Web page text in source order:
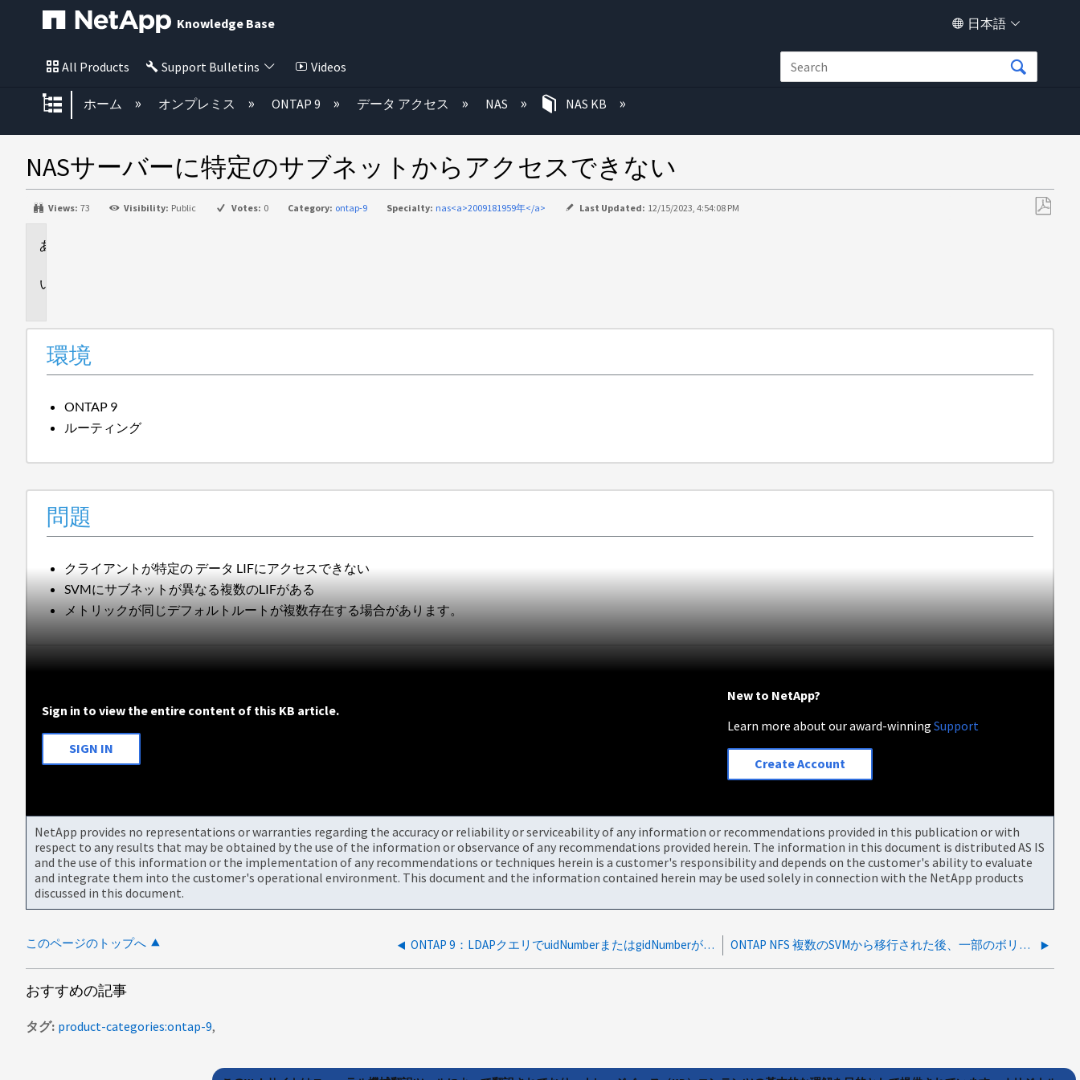
Knowledge Base 日本語
All Products Support Bulletins Videos
グローバル階層を展開/折りたたむ
ホーム オンプレミス ONTAP 9 データ アクセス NAS NAS KB
NASサーバーに特定のサブネットからアクセスできない
Views: 73 Visibility: Public Votes: 0 Category: ontap-9 Specialty: nas<a>2009181959年</a> Last Updated: 12/15/2023, 4:54:08 PM
環境
ONTAP 9
ルーティング
問題
クライアントが特定の データ LIFにアクセスできない
SVMにサブネットが異なる複数のLIFがある
メトリックが同じデフォルトルートが複数存在する場合があります。
Sign in to view the entire content of this KB article.
SIGN IN
New to NetApp?
Learn more about our award-winningSupport
Create Account
NetApp provides no representations or warranties regarding the accuracy or reliability or serviceability of any information or recommendations provided in this publication or with
respect to any results that may be obtained by the use of the information or observance of any recommendations provided herein. The information in this document is distributed AS IS
and the use of this information or the implementation of any recommendations or techniques herein is a customer's responsibility and depends on the customer's ability to evaluate
and integrate them into the customer's operational environment. This document and the information contained herein may be used solely in connection with the NetApp products
discussed in this document.
このページのトップへ ONTAP 9：LDAPクエリでuidNumberまたはgidNumberが返されない ONTAP NFS 複数のSVMから移行された後、一部のボリュームがすべてのユーザーからアクセスできない
おすすめの記事
タグ product-categories:ontap-9